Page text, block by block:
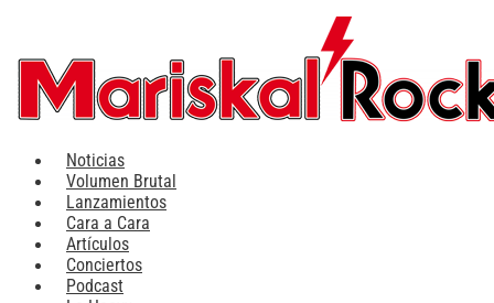
contenido
Noticias
Volumen Brutal
Lanzamientos
Cara a Cara
Artículos
Conciertos
Podcast